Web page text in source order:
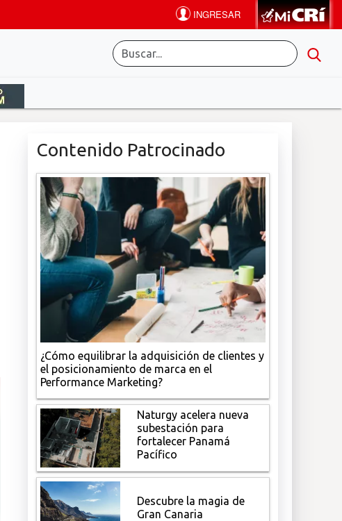
Contenido Patrocinado
¿Cómo equilibrar la adquisición de clientes y
el posicionamiento de marca en el
Performance Marketing?
Naturgy acelera nueva
subestación para
fortalecer Panamá
Pacífico
Descubre la magia de
Gran Canaria